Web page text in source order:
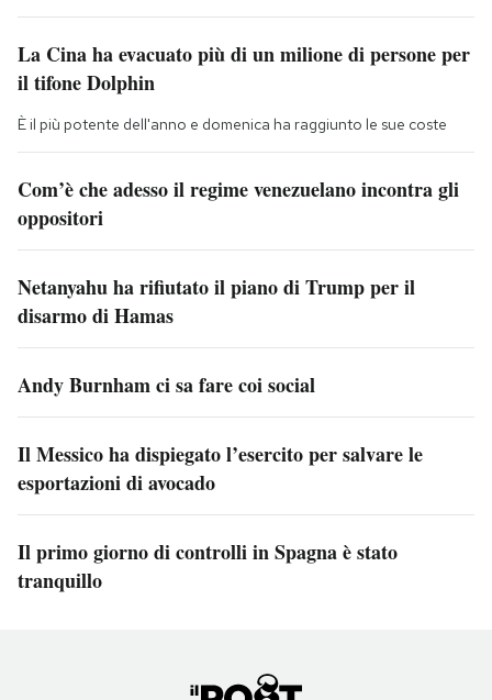
La Cina ha evacuato più di un milione di persone per
il tifone Dolphin
È il più potente dell'anno e domenica ha raggiunto le sue coste
Com’è che adesso il regime venezuelano incontra gli
oppositori
Netanyahu ha rifiutato il piano di Trump per il
disarmo di Hamas
Andy Burnham ci sa fare coi social
Il Messico ha dispiegato l’esercito per salvare le
esportazioni di avocado
Il primo giorno di controlli in Spagna è stato
tranquillo